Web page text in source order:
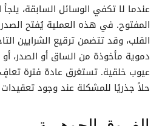
عندما لا تكفي الوسائل السابقة، يلجأ
المفتوح. في هذه العملية يُفتح
القلب، وقد تتضمن ترقيع الشرايين
دموية مأخوذة من الساق أو الصدر،
عيوب خلقية. تستغرق عادة فترة
حلاً جذريًا للمشكلة عند وجود